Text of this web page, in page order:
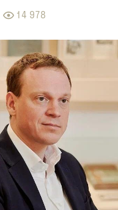
14 978